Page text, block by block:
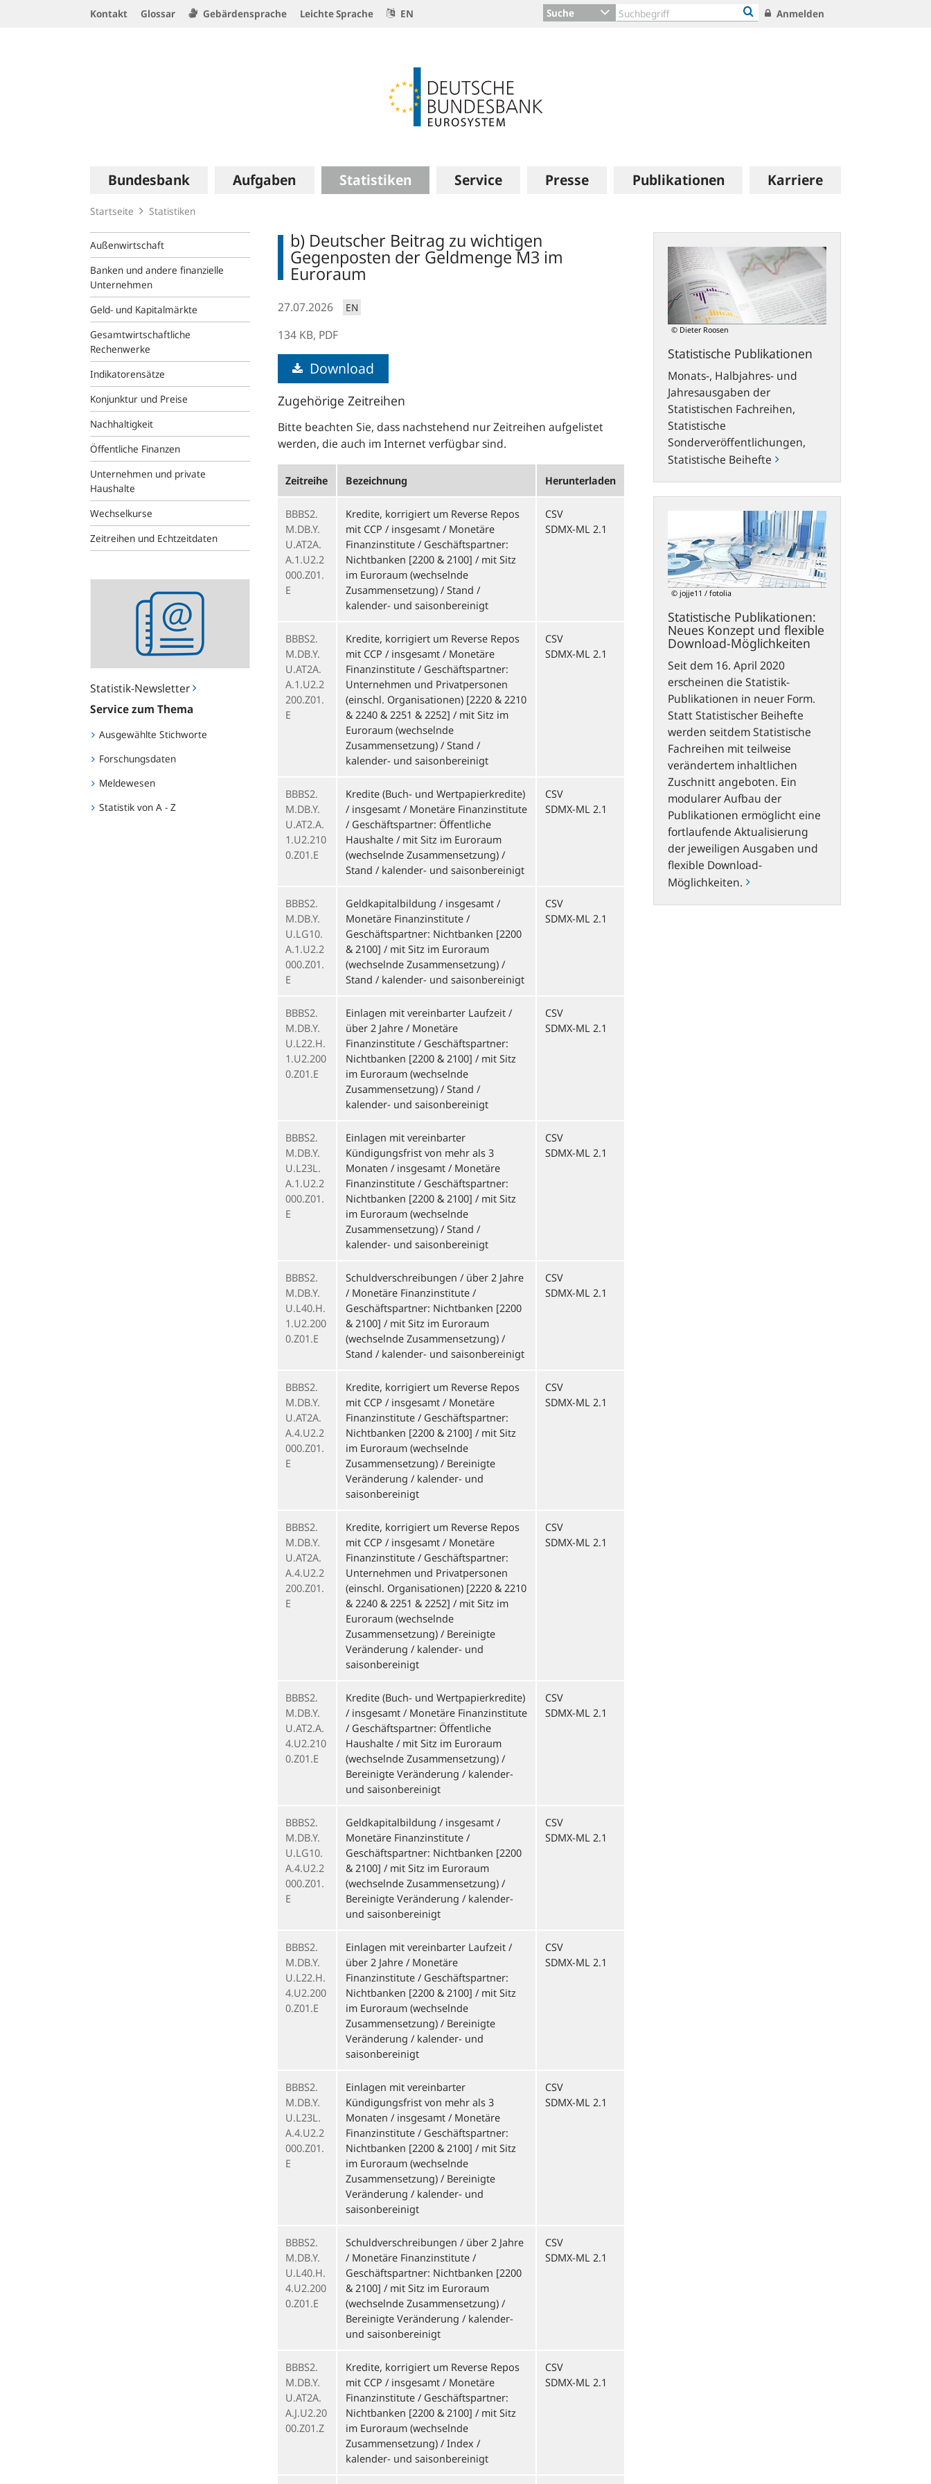
Kontakt Glossar Gebärdensprache Leichte Sprache EN Suche Anmelden
Hauptnavigation
Bundesbank Aufgaben Statistiken Service Presse Publikationen Karriere
Startseite Statistiken
Außenwirtschaft
Banken und andere finanzielle
Unternehmen
Geld- und Kapitalmärkte
Gesamtwirtschaftliche
Rechenwerke
Indikatorensätze
Konjunktur und Preise
Nachhaltigkeit
Öffentliche Finanzen
Unternehmen und private
Haushalte
Wechselkurse
Zeitreihen und Echtzeitdaten
Statistik-Newsletter
Newsletter
Service zum Thema
Ausgewählte Stichworte
Forschungsdaten
Meldewesen
Statistik von A - Z
b) Deutscher Beitrag zu wichtigen
Gegenposten der Geldmenge M3 im
Euroraum
27.07.2026 EN
134 KB, PDF
Download
Zugehörige Zeitreihen
Bitte beachten Sie, dass nachstehend nur Zeitreihen aufgelistet
werden, die auch im Internet verfügbar sind.
Zeitreihe Bezeichnung Herunterladen
BBBS2.
M.DB.Y.
U.AT2A.
A.1.U2.2
000.Z01.
E
Kredite, korrigiert um Reverse Repos
mit CCP / insgesamt / Monetäre
Finanzinstitute / Geschäftspartner:
Nichtbanken [2200 & 2100] / mit Sitz
im Euroraum (wechselnde
Zusammensetzung) / Stand /
kalender- und saisonbereinigt
CSV
SDMX-ML 2.1
BBBS2.
M.DB.Y.
U.AT2A.
A.1.U2.2
200.Z01.
E
Kredite, korrigiert um Reverse Repos
mit CCP / insgesamt / Monetäre
Finanzinstitute / Geschäftspartner:
Unternehmen und Privatpersonen
(einschl. Organisationen) [2220 & 2210
& 2240 & 2251 & 2252] / mit Sitz im
Euroraum (wechselnde
Zusammensetzung) / Stand /
kalender- und saisonbereinigt
CSV
SDMX-ML 2.1
BBBS2.
M.DB.Y.
U.AT2.A.
1.U2.210
0.Z01.E
Kredite (Buch- und Wertpapierkredite)
/ insgesamt / Monetäre Finanzinstitute
/ Geschäftspartner: Öffentliche
Haushalte / mit Sitz im Euroraum
(wechselnde Zusammensetzung) /
Stand / kalender- und saisonbereinigt
CSV
SDMX-ML 2.1
BBBS2.
M.DB.Y.
U.LG10.
A.1.U2.2
000.Z01.
E
Geldkapitalbildung / insgesamt /
Monetäre Finanzinstitute /
Geschäftspartner: Nichtbanken [2200
& 2100] / mit Sitz im Euroraum
(wechselnde Zusammensetzung) /
Stand / kalender- und saisonbereinigt
CSV
SDMX-ML 2.1
BBBS2.
M.DB.Y.
U.L22.H.
1.U2.200
0.Z01.E
Einlagen mit vereinbarter Laufzeit /
über 2 Jahre / Monetäre
Finanzinstitute / Geschäftspartner:
Nichtbanken [2200 & 2100] / mit Sitz
im Euroraum (wechselnde
Zusammensetzung) / Stand /
kalender- und saisonbereinigt
CSV
SDMX-ML 2.1
BBBS2.
M.DB.Y.
U.L23L.
A.1.U2.2
000.Z01.
E
Einlagen mit vereinbarter
Kündigungsfrist von mehr als 3
Monaten / insgesamt / Monetäre
Finanzinstitute / Geschäftspartner:
Nichtbanken [2200 & 2100] / mit Sitz
im Euroraum (wechselnde
Zusammensetzung) / Stand /
kalender- und saisonbereinigt
CSV
SDMX-ML 2.1
BBBS2.
M.DB.Y.
U.L40.H.
1.U2.200
0.Z01.E
Schuldverschreibungen / über 2 Jahre
/ Monetäre Finanzinstitute /
Geschäftspartner: Nichtbanken [2200
& 2100] / mit Sitz im Euroraum
(wechselnde Zusammensetzung) /
Stand / kalender- und saisonbereinigt
CSV
SDMX-ML 2.1
BBBS2.
M.DB.Y.
U.AT2A.
A.4.U2.2
000.Z01.
E
Kredite, korrigiert um Reverse Repos
mit CCP / insgesamt / Monetäre
Finanzinstitute / Geschäftspartner:
Nichtbanken [2200 & 2100] / mit Sitz
im Euroraum (wechselnde
Zusammensetzung) / Bereinigte
Veränderung / kalender- und
saisonbereinigt
CSV
SDMX-ML 2.1
BBBS2.
M.DB.Y.
U.AT2A.
A.4.U2.2
200.Z01.
E
Kredite, korrigiert um Reverse Repos
mit CCP / insgesamt / Monetäre
Finanzinstitute / Geschäftspartner:
Unternehmen und Privatpersonen
(einschl. Organisationen) [2220 & 2210
& 2240 & 2251 & 2252] / mit Sitz im
Euroraum (wechselnde
Zusammensetzung) / Bereinigte
Veränderung / kalender- und
saisonbereinigt
CSV
SDMX-ML 2.1
BBBS2.
M.DB.Y.
U.AT2.A.
4.U2.210
0.Z01.E
Kredite (Buch- und Wertpapierkredite)
/ insgesamt / Monetäre Finanzinstitute
/ Geschäftspartner: Öffentliche
Haushalte / mit Sitz im Euroraum
(wechselnde Zusammensetzung) /
Bereinigte Veränderung / kalender-
und saisonbereinigt
CSV
SDMX-ML 2.1
BBBS2.
M.DB.Y.
U.LG10.
A.4.U2.2
000.Z01.
E
Geldkapitalbildung / insgesamt /
Monetäre Finanzinstitute /
Geschäftspartner: Nichtbanken [2200
& 2100] / mit Sitz im Euroraum
(wechselnde Zusammensetzung) /
Bereinigte Veränderung / kalender-
und saisonbereinigt
CSV
SDMX-ML 2.1
BBBS2.
M.DB.Y.
U.L22.H.
4.U2.200
0.Z01.E
Einlagen mit vereinbarter Laufzeit /
über 2 Jahre / Monetäre
Finanzinstitute / Geschäftspartner:
Nichtbanken [2200 & 2100] / mit Sitz
im Euroraum (wechselnde
Zusammensetzung) / Bereinigte
Veränderung / kalender- und
saisonbereinigt
CSV
SDMX-ML 2.1
BBBS2.
M.DB.Y.
U.L23L.
A.4.U2.2
000.Z01.
E
Einlagen mit vereinbarter
Kündigungsfrist von mehr als 3
Monaten / insgesamt / Monetäre
Finanzinstitute / Geschäftspartner:
Nichtbanken [2200 & 2100] / mit Sitz
im Euroraum (wechselnde
Zusammensetzung) / Bereinigte
Veränderung / kalender- und
saisonbereinigt
CSV
SDMX-ML 2.1
BBBS2.
M.DB.Y.
U.L40.H.
4.U2.200
0.Z01.E
Schuldverschreibungen / über 2 Jahre
/ Monetäre Finanzinstitute /
Geschäftspartner: Nichtbanken [2200
& 2100] / mit Sitz im Euroraum
(wechselnde Zusammensetzung) /
Bereinigte Veränderung / kalender-
und saisonbereinigt
CSV
SDMX-ML 2.1
BBBS2.
M.DB.Y.
U.AT2A.
A.J.U2.20
00.Z01.Z
Kredite, korrigiert um Reverse Repos
mit CCP / insgesamt / Monetäre
Finanzinstitute / Geschäftspartner:
Nichtbanken [2200 & 2100] / mit Sitz
im Euroraum (wechselnde
Zusammensetzung) / Index /
kalender- und saisonbereinigt
CSV
SDMX-ML 2.1
© Dieter Roosen
Statistische Publikationen
Monats-, Halbjahres- und
Jahresausgaben der
Statistischen Fachreihen,
Statistische
Sonderveröffentlichungen,
Statistische Beihefte
Publikationen
© jojje11 / fotolia
Statistische Publikationen:
Neues Konzept und flexible
Download-Möglichkeiten
Seit dem 16. April 2020
erscheinen die Statistik-
Publikationen in neuer Form.
Statt Statistischer Beihefte
werden seitdem Statistische
Fachreihen mit teilweise
verändertem inhaltlichen
Zuschnitt angeboten. Ein
modularer Aufbau der
Publikationen ermöglicht eine
fortlaufende Aktualisierung
der jeweiligen Ausgaben und
flexible Download-
Möglichkeiten.
Neues
Konzept
und
flexible
Möglichkeiten